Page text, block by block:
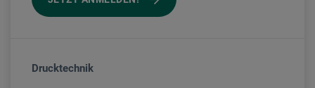
Drucktechnik